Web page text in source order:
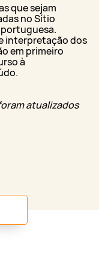
que sejam
no Sítio
interpretação dos
em primeiro
à
atualizados